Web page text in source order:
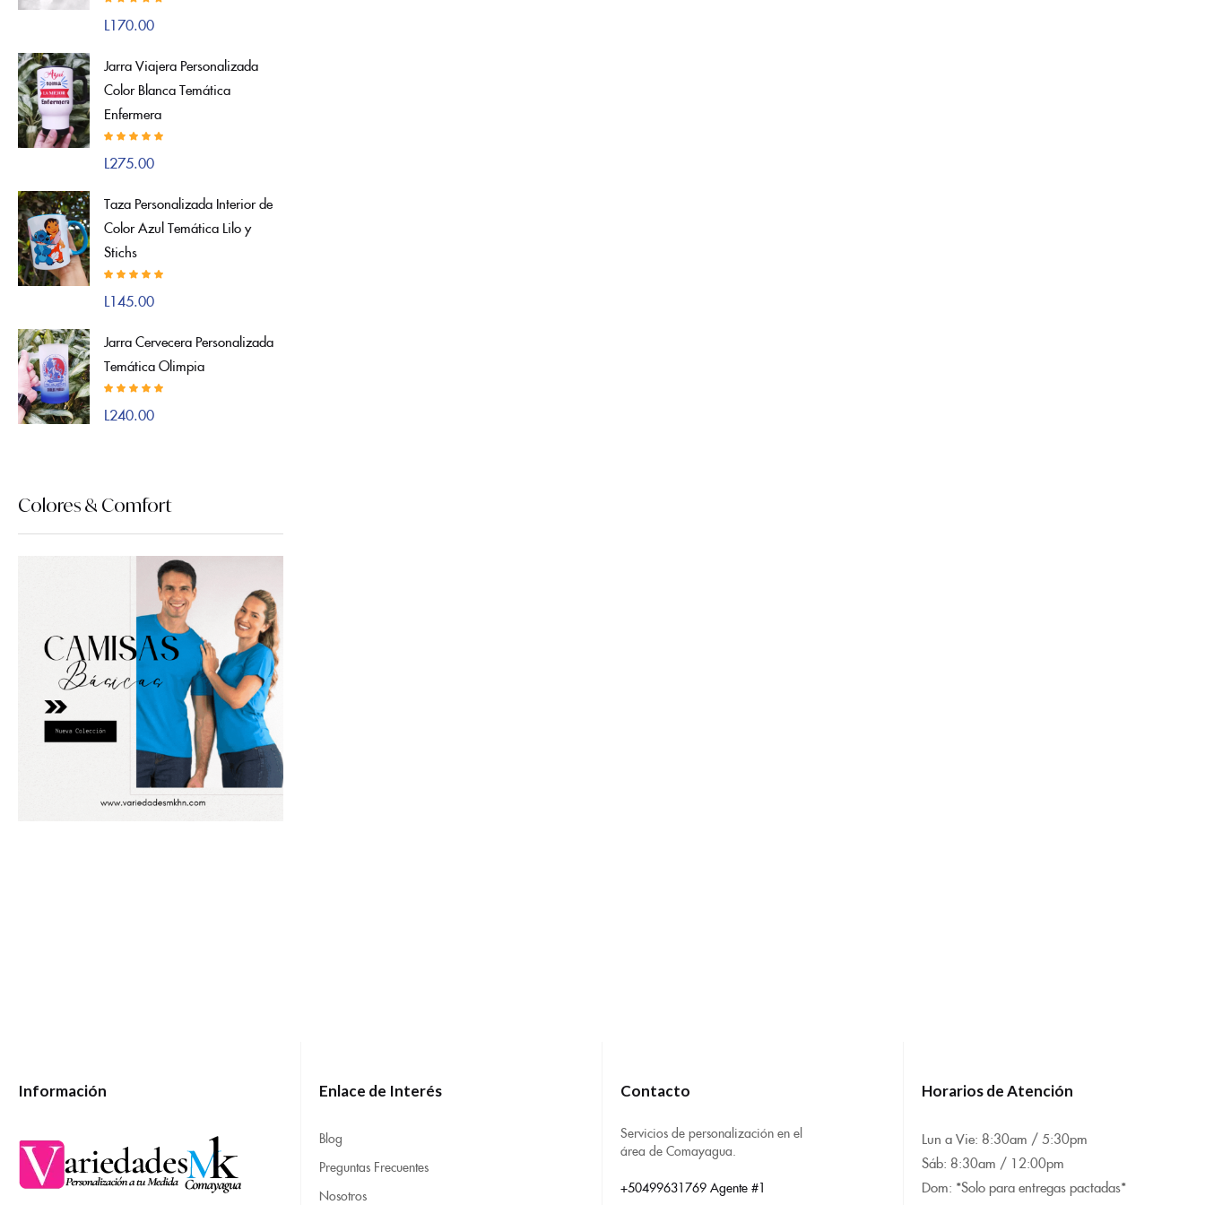
5.00
L 170.00
Jarra Viajera Personalizada
Color Blanca Temática
Enfermera
5.00
L275.00
Taza Personalizada Interior de
Color Azul Temática Lilo y
Stichs
5.00
L 145.00
Jarra Cervecera Personalizada
Temática Olimpia
5.00
L240.00
Colores & Comfort
Información Enlace de Interés
Blog
Preguntas Frecuentes
Nosotros
Contacto
Servicios de personalización en el
área de Comayagua.
+50499631769 Agente #1
Horarios de Atención
Lun a Vie: 8:30am / 5:30pm
Sáb: 8:30am / 12:00pm
Dom: *Solo para entregas pactadas*